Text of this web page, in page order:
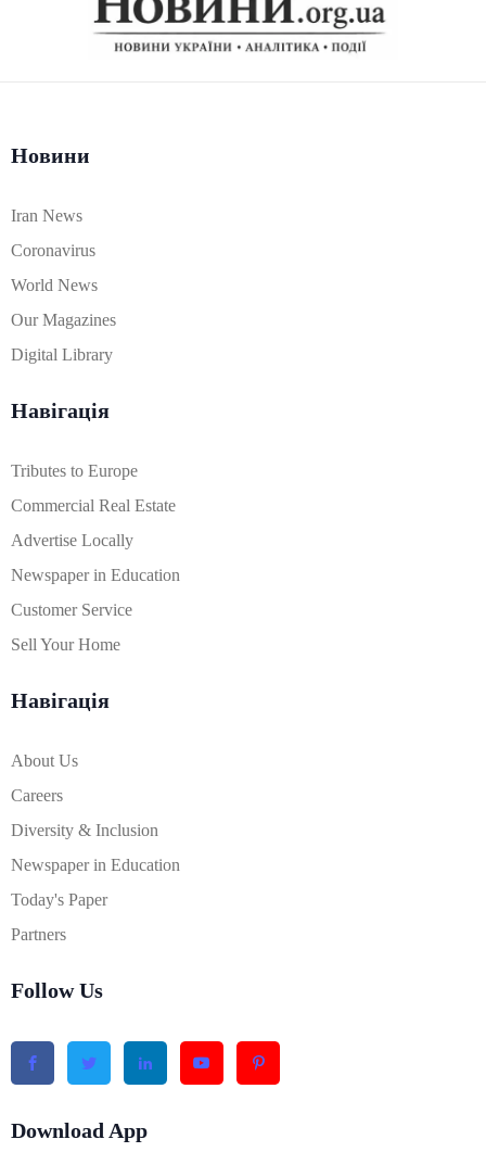
Новини
Iran News
Coronavirus
World News
Our Magazines
Digital Library
Навігація
Tributes to Europe
Commercial Real Estate
Advertise Locally
Newspaper in Education
Customer Service
Sell Your Home
Навігація
About Us
Careers
Diversity & Inclusion
Newspaper in Education
Today's Paper
Partners
Follow Us
Download App